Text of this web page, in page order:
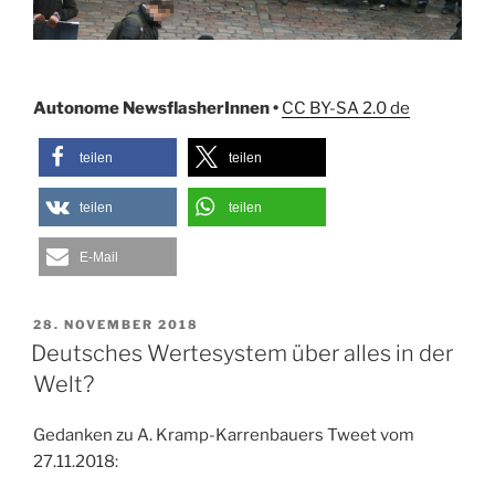
Autonome NewsflasherInnen • CC BY-SA 2.0 de
teilen teilen
teilen teilen
E-Mail
VERÖFFENTLICHT
AM
28. NOVEMBER 2018
Deutsches Wertesystem über alles in der
Welt?
Gedanken zu A. Kramp-Karrenbauers Tweet vom
27.11.2018: